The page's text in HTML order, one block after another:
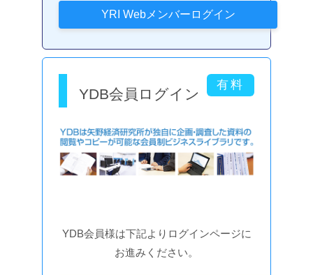
YDB会員ログイン
YDB会員様は下記よりログインページに
お進みください。